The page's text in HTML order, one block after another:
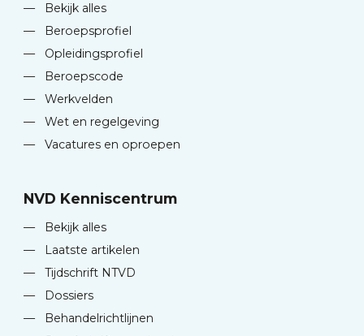
—
Bekijk alles
—
Beroepsprofiel
—
Opleidingsprofiel
—
Beroepscode
—
Werkvelden
—
Wet en regelgeving
—
Vacatures en oproepen
NVD Kenniscentrum
—
Bekijk alles
—
Laatste artikelen
—
Tijdschrift NTVD
—
Dossiers
—
Behandelrichtlijnen